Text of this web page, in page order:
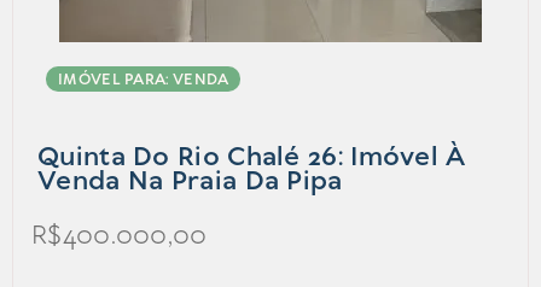
IMÓVEL PARA: VENDA
Quinta Do Rio Chalé 26: Imóvel À
Venda Na Praia Da Pipa
R$400.000,00